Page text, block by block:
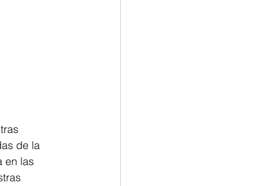
de la
en las